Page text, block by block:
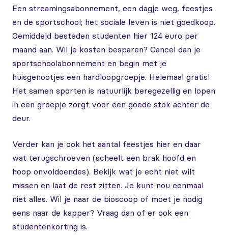
Een streamingsabonnement, een dagje weg, feestjes
en de sportschool; het sociale leven is niet goedkoop.
Gemiddeld besteden studenten hier 124 euro per
maand aan. Wil je kosten besparen? Cancel dan je
sportschoolabonnement en begin met je
huisgenootjes een hardloopgroepje. Helemaal gratis!
Het samen sporten is natuurlijk beregezellig en lopen
in een groepje zorgt voor een goede stok achter de
deur.
Verder kan je ook het aantal feestjes hier en daar
wat terugschroeven (scheelt een brak hoofd en
hoop onvoldoendes). Bekijk wat je echt niet wilt
missen en laat de rest zitten. Je kunt nou eenmaal
niet alles. Wil je naar de bioscoop of moet je nodig
eens naar de kapper? Vraag dan of er ook een
studentenkorting is.